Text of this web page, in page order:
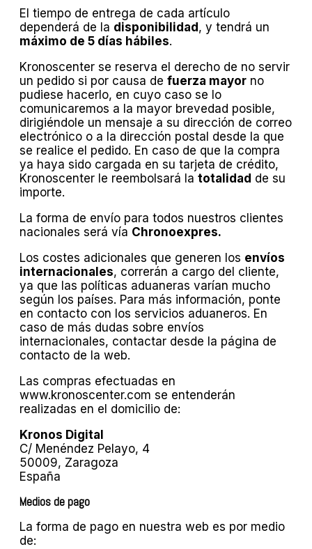
El tiempo de entrega de cada artículo
dependerá de la disponibilidad , y tendrá un
máximo de 5 días hábiles.
Kronoscenter se reserva el derecho de no servir
un pedido si por causa de fuerza mayor no
pudiese hacerlo, en cuyo caso se lo
comunicaremos a la mayor brevedad posible,
dirigiéndole un mensaje a su dirección de correo
electrónico o a la dirección postal desde la que
se realice el pedido. En caso de que la compra
ya haya sido cargada en su tarjeta de crédito,
Kronoscenter le reembolsará la totalidad de su
importe.
La forma de envío para todos nuestros clientes
nacionales será vía Chronoexpres.
Los costes adicionales que generen los envíos
internacionales, correrán a cargo del cliente,
ya que las políticas aduaneras varían mucho
según los países. Para más información, ponte
en contacto con los servicios aduaneros. En
caso de más dudas sobre envíos
internacionales, contactar desde la página de
contacto de la web.
Las compras efectuadas en
www.kronoscenter.com se entenderán
realizadas en el domicilio de:
Kronos Digital
C/ Menéndez Pelayo, 4
50009, Zaragoza
España
Medios de pago
La forma de pago en nuestra web es por medio
de: